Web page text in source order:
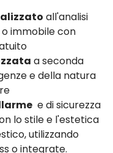
all'analisi
immobile con
a seconda
e della natura
e di sicurezza
lo stile e l'estetica
utilizzando
o integrate.